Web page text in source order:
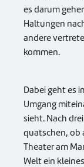
es darum
Haltungen
andere
kommen.
Dabei geht es
Umgang
sieht. Nach
quatschen, ob
Theater am
Welt ein